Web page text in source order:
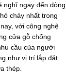
nghĩ ngay đến dòng
cháy nhất trong
với công nghệ
cửa gỗ chống
cầu của người
như vị trí lắp đặt
thép.